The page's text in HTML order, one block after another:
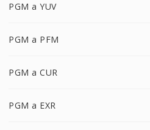
PGM a YUV
PGM a PFM
PGM a CUR
PGM a EXR